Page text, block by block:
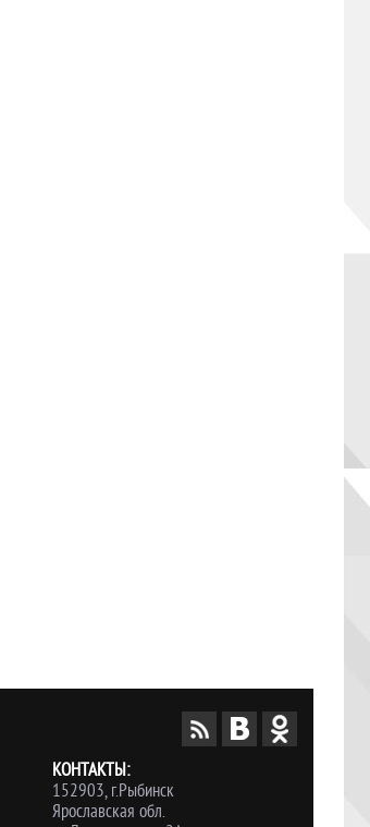
КОНТАКТЫ:
152903, г.Рыбинск
Ярославская обл.